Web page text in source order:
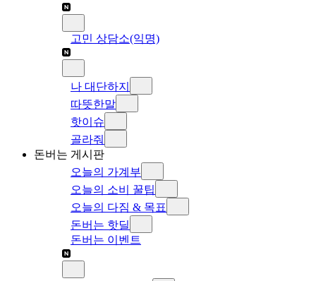
고민 상담소(익명)
나 대단하지
따뜻한말
핫이슈
골라줘
돈버는 게시판
오늘의 가계부
오늘의 소비 꿀팁
오늘의 다짐 & 목표
돈버는 핫딜
돈버는 이벤트